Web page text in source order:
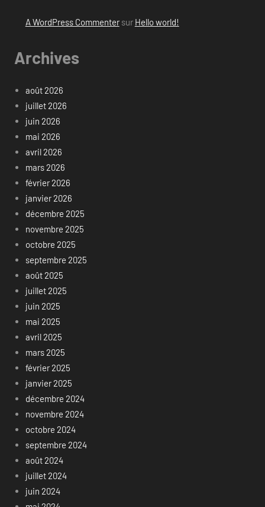
A WordPress Commentersur Hello world!
Archives
août 2026
juillet 2026
juin 2026
mai 2026
avril 2026
mars 2026
février 2026
janvier 2026
décembre 2025
novembre 2025
octobre 2025
septembre 2025
août 2025
juillet 2025
juin 2025
mai 2025
avril 2025
mars 2025
février 2025
janvier 2025
décembre 2024
novembre 2024
octobre 2024
septembre 2024
août 2024
juillet 2024
juin 2024